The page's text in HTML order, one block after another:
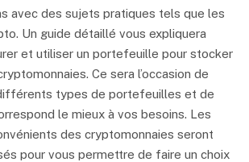
avec des sujets pratiques tels que les
Un guide détaillé vous expliquera
et utiliser un portefeuille pour stocker
Ce sera l’occasion de
types de portefeuilles et de
le mieux à vos besoins. Les
des cryptomonnaies seront
pour vous permettre de faire un choix